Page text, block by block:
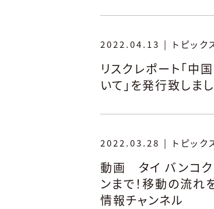
2022.04.13 | トピック
リスクレポート「中
いて」を発行致しまし
2022.03.28 | トピック
動画 タイ バンコク
ンまで！移動の流
情報チャンネル